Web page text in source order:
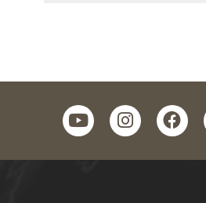
facebook
instagram
youtube